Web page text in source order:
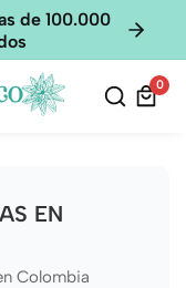
de 100.000
0
0
EN
Colombia